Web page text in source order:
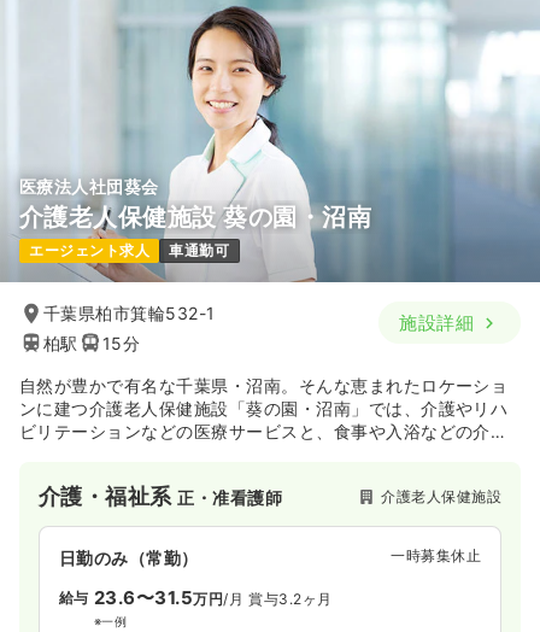
医療法人社団葵会
介護老人保健施設 葵の園・沼南
エージェント求人 車通勤可
千葉県柏市箕輪532-1
柏駅
15分
施設詳細
自然が豊かで有名な千葉県・沼南。そんな恵まれたロケーショ
ンに建つ介護老人保健施設「葵の園・沼南」では、介護やリハ
ビリテーションなどの医療サービスと、食事や入浴などの介護
介護・福祉系正・准看護師 介護老人保健施設
日勤のみ（常勤） 一時募集休止
給与 23.6〜31.5万円/月 賞与3.2ヶ月
※一例